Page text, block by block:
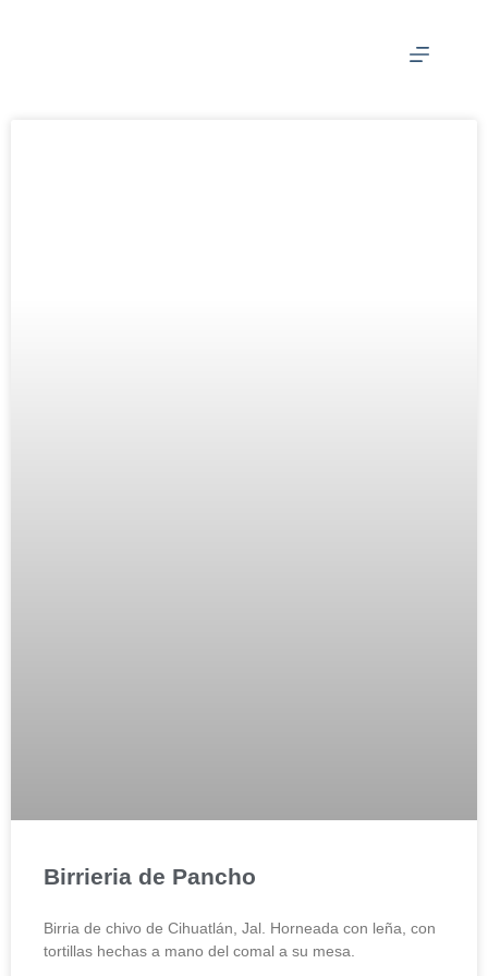
Birrieria de Pancho
Birria de chivo de Cihuatlán, Jal. Horneada con leña, con
tortillas hechas a mano del comal a su mesa.